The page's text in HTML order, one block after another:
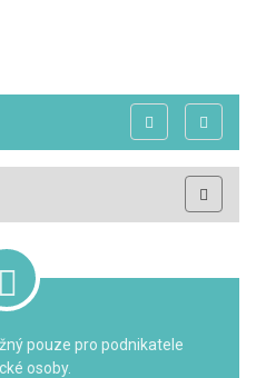
pouze pro podnikatele
osoby.